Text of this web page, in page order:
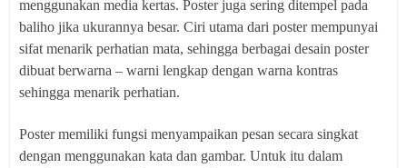
menggunakan media kertas. Poster juga sering ditempel pada
baliho jika ukurannya besar. Ciri utama dari poster mempunyai
sifat menarik perhatian mata, sehingga berbagai desain poster
dibuat berwarna – warni lengkap dengan warna kontras
sehingga menarik perhatian.
Poster memiliki fungsi menyampaikan pesan secara singkat
dengan menggunakan kata dan gambar. Untuk itu dalam